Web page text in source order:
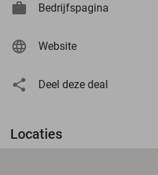
Bedrijfspagina
Website
Deel deze deal
Locaties